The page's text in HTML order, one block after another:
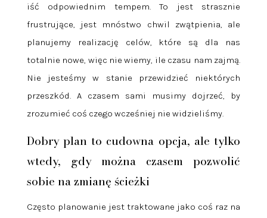
iść odpowiednim tempem. To jest strasznie
frustrujące, jest mnóstwo chwil zwątpienia, ale
planujemy realizację celów, które są dla nas
totalnie nowe, więc nie wiemy, ile czasu nam zajmą.
Nie jesteśmy w stanie przewidzieć niektórych
przeszkód. A czasem sami musimy dojrzeć, by
zrozumieć coś czego wcześniej nie widzieliśmy.
Dobry plan to cudowna opcja, ale tylko
wtedy, gdy można czasem pozwolić
sobie na zmianę ścieżki
Często planowanie jest traktowane jako coś raz na